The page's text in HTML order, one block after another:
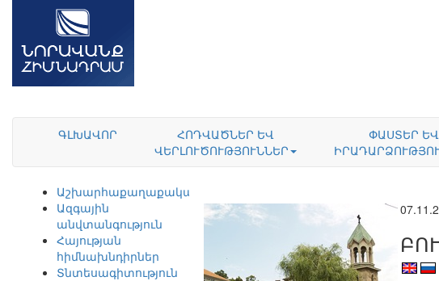
ԳԼԽԱՎՈՐ
ՀՈԴՎԱԾՆԵՐ ԵՎ
ՎԵՐԼՈՒԾՈՒԹՅՈՒՆՆԵՐ
ՓԱՍՏԵՐ ԵՎ
Աշխարհաքաղաքականություն
Ազգային
անվտանգություն
Հայության
հիմնախնդիրներ
Տնտեսագիտություն